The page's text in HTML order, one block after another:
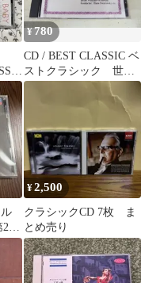
¥780
CD / BEST CLASSIC ベ
ストクラシック 世界
名曲全集 Vol.6 / 中古
20
限
¥2,500
クラシックCD 7枚 ま
とめ売り